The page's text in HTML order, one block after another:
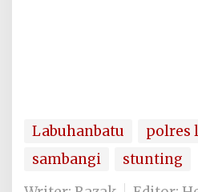
Labuhanbatu
polres
sambangi
stunting